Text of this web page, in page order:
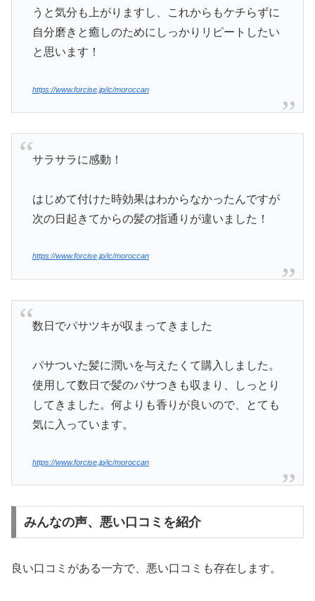
うと気分も上がりますし、これからもケチらずに
自分磨きと癒しのためにしっかりリピートしたい
と思います！
https://www.forcise.jp/ic/moroccan
サラサラに感動！
はじめて付けた時効果はわからなかったんですが
次の日起きてからの髪の指通りが違いました！
https://www.forcise.jp/ic/moroccan
数日でパサツキが収まってきました
パサついた髪に潤いを与えたくて購入しました。
使用して数日で髪のパサつきも収まり、しっとり
してきました。何よりも香りが良いので、とても
気に入っています。
https://www.forcise.jp/ic/moroccan
みんなの声、悪い口コミを紹介
良い口コミがある一方で、悪い口コミも存在します。